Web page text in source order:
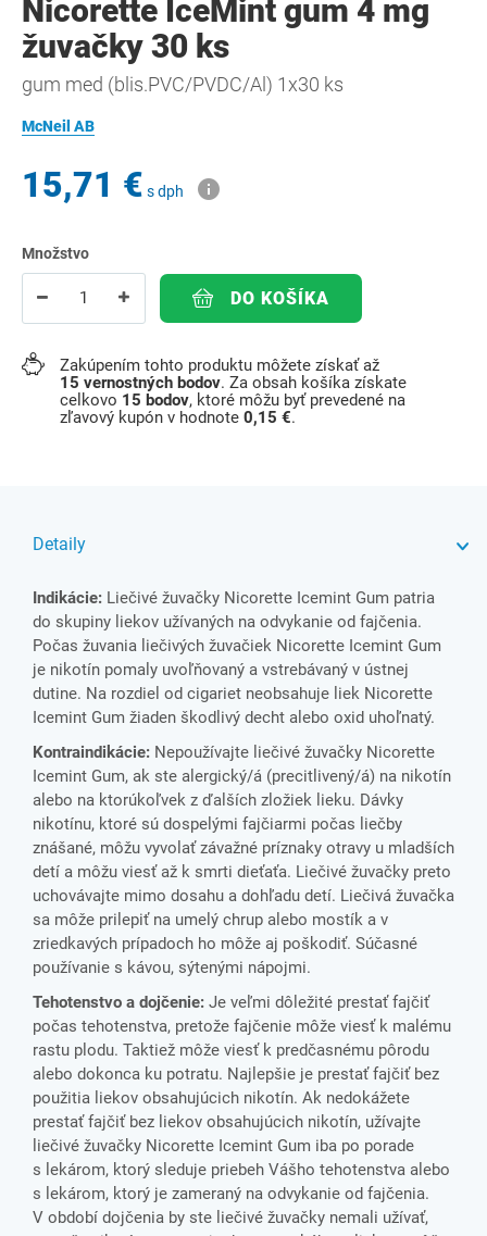
Nicorette IceMint gum 4 mg
žuvačky 30 ks
gum med (blis.PVC/PVDC/Al) 1x30 ks
McNeil AB
15,71 € s dph
Množstvo
DO KOŠÍKA
Zakúpením tohto produktu môžete získať až
15 vernostných bodov. Za obsah košíka získate
celkovo 15 bodov, ktoré môžu byť prevedené na
zľavový kupón v hodnote 0,15 €.
Detaily
Indikácie: Liečivé žuvačky Nicorette Icemint Gum patria
do skupiny liekov užívaných na odvykanie od fajčenia.
Počas žuvania liečivých žuvačiek Nicorette Icemint Gum
je nikotín pomaly uvoľňovaný a vstrebávaný v ústnej
dutine. Na rozdiel od cigariet neobsahuje liek Nicorette
Icemint Gum žiaden škodlivý decht alebo oxid uhoľnatý.
Kontraindikácie: Nepoužívajte liečivé žuvačky Nicorette
Icemint Gum, ak ste alergický/á (precitlivený/á) na nikotín
alebo na ktorúkoľvek z ďalších zložiek lieku. Dávky
nikotínu, ktoré sú dospelými fajčiarmi počas liečby
znášané, môžu vyvolať závažné príznaky otravy u mladších
detí a môžu viesť až k smrti dieťaťa. Liečivé žuvačky preto
uchovávajte mimo dosahu a dohľadu detí. Liečivá žuvačka
sa môže prilepiť na umelý chrup alebo mostík a v
zriedkavých prípadoch ho môže aj poškodiť. Súčasné
používanie s kávou, sýtenými nápojmi.
Tehotenstvo a dojčenie: Je veľmi dôležité prestať fajčiť
počas tehotenstva, pretože fajčenie môže viesť k malému
rastu plodu. Taktiež môže viesť k predčasnému pôrodu
alebo dokonca ku potratu. Najlepšie je prestať fajčiť bez
použitia liekov obsahujúcich nikotín. Ak nedokážete
prestať fajčiť bez liekov obsahujúcich nikotín, užívajte
liečivé žuvačky Nicorette Icemint Gum iba po porade
s lekárom, ktorý sleduje priebeh Vášho tehotenstva alebo
s lekárom, ktorý je zameraný na odvykanie od fajčenia.
V období dojčenia by ste liečivé žuvačky nemali užívať,